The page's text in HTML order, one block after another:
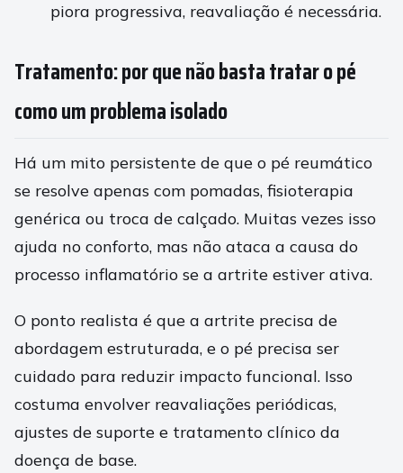
piora progressiva, reavaliação é necessária.
Tratamento: por que não basta tratar o pé
como um problema isolado
Há um mito persistente de que o pé reumático
se resolve apenas com pomadas, fisioterapia
genérica ou troca de calçado. Muitas vezes isso
ajuda no conforto, mas não ataca a causa do
processo inflamatório se a artrite estiver ativa.
O ponto realista é que a artrite precisa de
abordagem estruturada, e o pé precisa ser
cuidado para reduzir impacto funcional. Isso
costuma envolver reavaliações periódicas,
ajustes de suporte e tratamento clínico da
doença de base.